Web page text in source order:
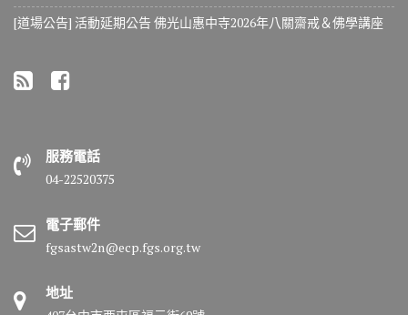
[道場公告] 活動延期公告 佛光山惠中寺2026年八關齋戒＆佛學講座
服務電話
04-22520375
電子郵件
fgsastw2n@ecp.fgs.org.tw
地址